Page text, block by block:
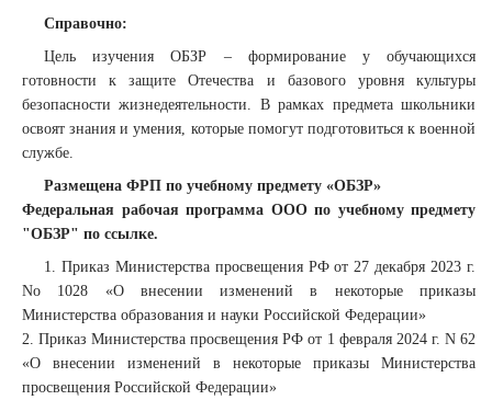
Справочно:
Цель изучения ОБЗР – формирование у обучающихся
готовности к защите Отечества и базового уровня культуры
безопасности жизнедеятельности. В рамках предмета школьники
освоят знания и умения, которые помогут подготовиться к военной
службе.
Размещена ФРП по учебному предмету «ОБЗР»
Федеральная рабочая программа ООО по учебному предмету
"ОБЗР" по ссылке.
1. Приказ Министерства просвещения РФ от 27 декабря 2023 г.
No 1028 «О внесении изменений в некоторые приказы
Министерства образования и науки Российской Федерации»
2. Приказ Министерства просвещения РФ от 1 февраля 2024 г. N 62
«О внесении изменений в некоторые приказы Министерства
просвещения Российской Федерации»